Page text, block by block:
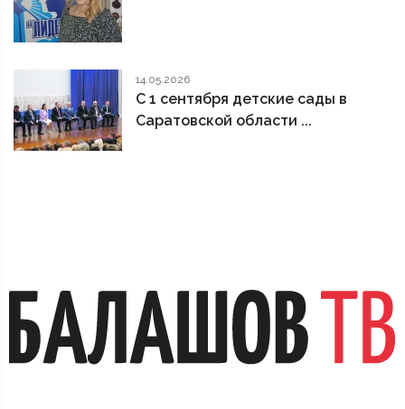
14.05.2026
С 1 сентября детские сады в
Саратовской области ...